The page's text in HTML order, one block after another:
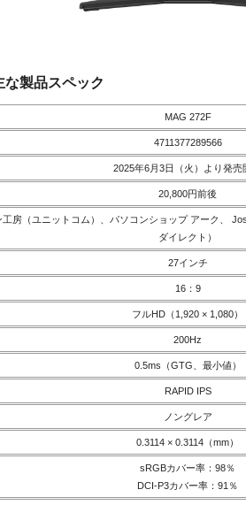
な製品スペック
MAG 272F
4711377289566
2025年6月3日（火）より発売
20,800円前後
工房（ユニットコム）、パソコンショップ アーク、
ダイレクト）
27インチ
16：9
フルHD（1,920 × 1,080）
200Hz
0.5ms（GTG、最小値）
RAPID IPS
ノングレア
0.3114 × 0.3114（mm）
sRGBカバー率：98％
DCI-P3カバー率：91％